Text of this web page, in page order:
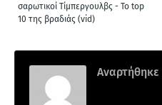
σαρωτικοί Τίμπεργουλβς - Το top
10 της βραδιάς (vid)